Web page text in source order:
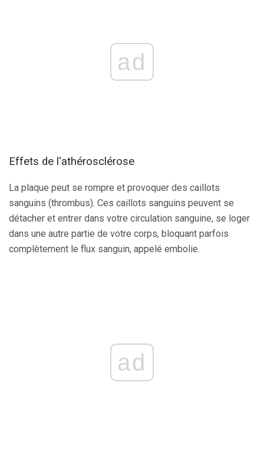
ad
Effets de l'athérosclérose
La plaque peut se rompre et provoquer des caillots
sanguins (thrombus). Ces caillots sanguins peuvent se
détacher et entrer dans votre circulation sanguine, se loger
dans une autre partie de votre corps, bloquant parfois
complètement le flux sanguin, appelé embolie.
ad